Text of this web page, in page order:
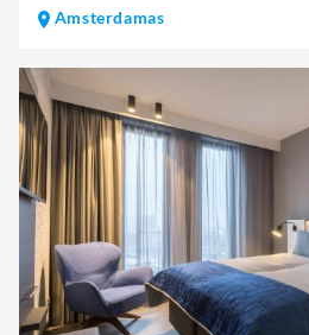
Amsterdamas